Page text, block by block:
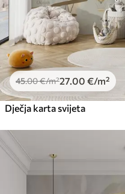
45.00€/m²27 .00 €/m²
Dječja karta svijeta